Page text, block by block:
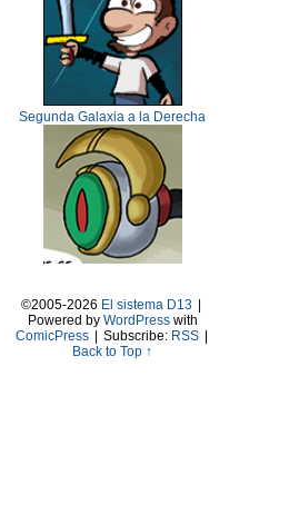
Segunda Galaxia a la Derecha
©2005-2026 El sistema D13
Powered by WordPresswith
ComicPress
Subscribe: RSS
Back to Top ↑